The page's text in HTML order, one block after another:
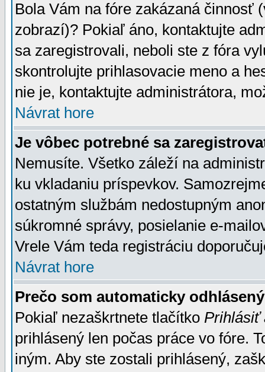
Bola Vám na fóre zakázaná činnosť
zobrazí)? Pokiaľ áno, kontaktujte
sa zaregistrovali, neboli ste z fóra
skontrolujte prihlasovacie meno a
nie je, kontaktujte administrátora,
Návrat hore
Je vôbec potrebné sa
Nemusíte. Všetko záleží na
ku vkladaniu príspevkov.
ostatným službám nedostupným
súkromné správy, posielanie e-
Vrele Vám teda registráciu
Návrat hore
Prečo som automaticky
Pokiaľ nezaškrtnete tlačítko Prihlásiť
prihlásený len počas práce vo fóre.
iným. Aby ste zostali prihlásený,